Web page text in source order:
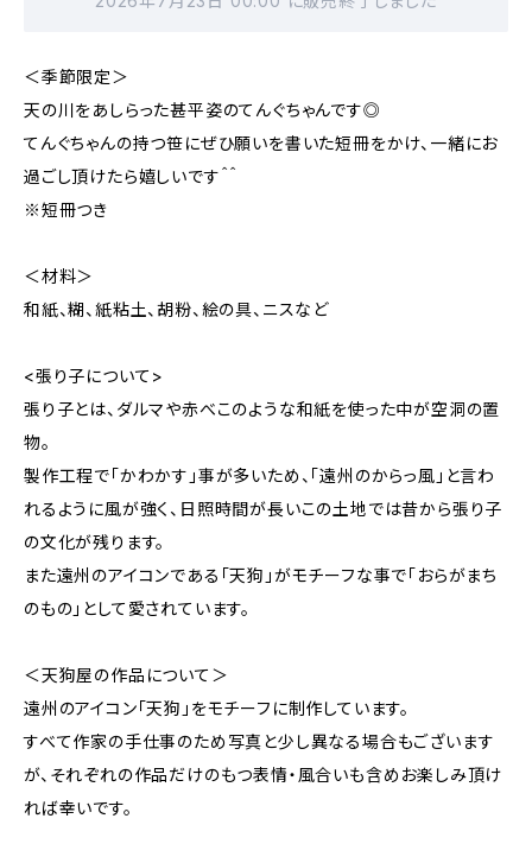
＜季節限定＞
天の川をあしらった甚平姿のてんぐちゃんです◎
てんぐちゃんの持つ笹にぜひ願いを書いた短冊をかけ、一緒にお
過ごし頂けたら嬉しいです＾＾
※短冊つき
＜材料＞
和紙、糊、紙粘土、胡粉、絵の具、ニスなど
<張り子について>
張り子とは、ダルマや赤べこのような和紙を使った中が空洞の置
物。
製作工程で「かわかす」事が多いため、「遠州のからっ風」と言わ
れるように風が強く、日照時間が長いこの土地では昔から張り子
の文化が残ります。
また遠州のアイコンである「天狗」がモチーフな事で「おらがまち
のもの」として愛されています。
＜天狗屋の作品について＞
遠州のアイコン「天狗」をモチーフに制作しています。
すべて作家の手仕事のため写真と少し異なる場合もございます
が、それぞれの作品だけのもつ表情・風合いも含めお楽しみ頂け
れば幸いです。